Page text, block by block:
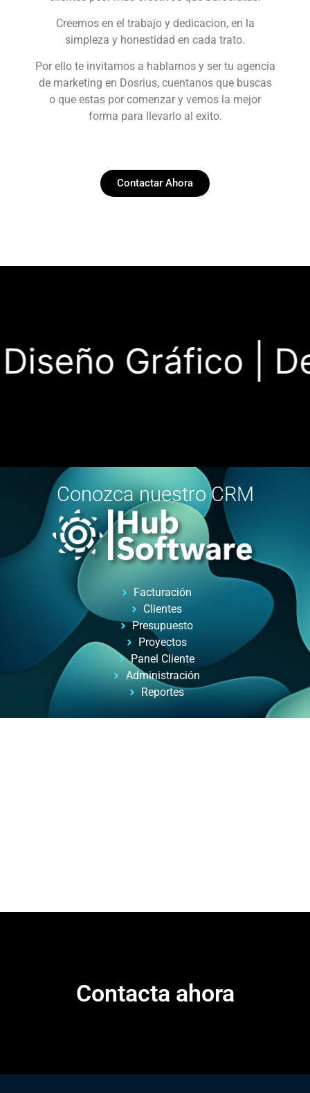
Creemos en el trabajo y dedicacion, en la
simpleza y honestidad en cada trato.
Por ello te invitamos a hablarnos y ser tu agencia
de marketing en Dosrius, cuentanos que buscas
o que estas por comenzar y vemos la mejor
forma para llevarlo al exito.
Contactar Ahora
Gráfico |
Conozca nuestro CRM
Facturación
Clientes
Presupuesto
Proyectos
Panel Cliente
Administración
Reportes
Contacta ahora